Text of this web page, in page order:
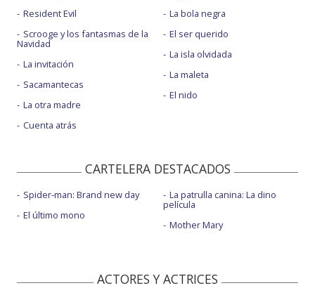
Resident Evil
Scrooge y los fantasmas de la
Navidad
La invitación
Sacamantecas
La otra madre
Cuenta atrás
La bola negra
El ser querido
La isla olvidada
La maleta
El nido
CARTELERA DESTACADOS
Spider-man: Brand new day
El último mono
La patrulla canina: La dino
película
Mother Mary
ACTORES Y ACTRICES